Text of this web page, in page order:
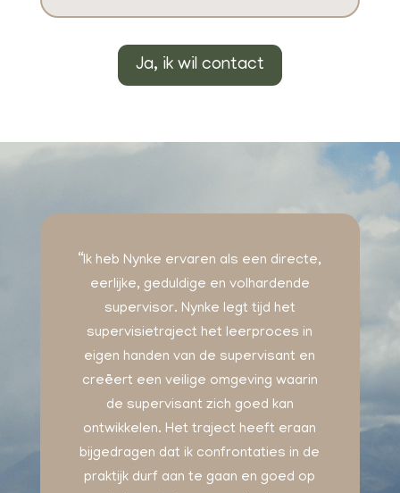
Ja, ik wil contact
“Ik heb Nynke ervaren als een directe,
eerlijke, geduldige en volhardende
supervisor. Nynke legt tijd het
supervisietraject het leerproces in
eigen handen van de supervisant en
creëert een veilige omgeving waarin
de supervisant zich goed kan
ontwikkelen. Het traject heeft eraan
bijgedragen dat ik confrontaties in de
praktijk durf aan te gaan en goed op